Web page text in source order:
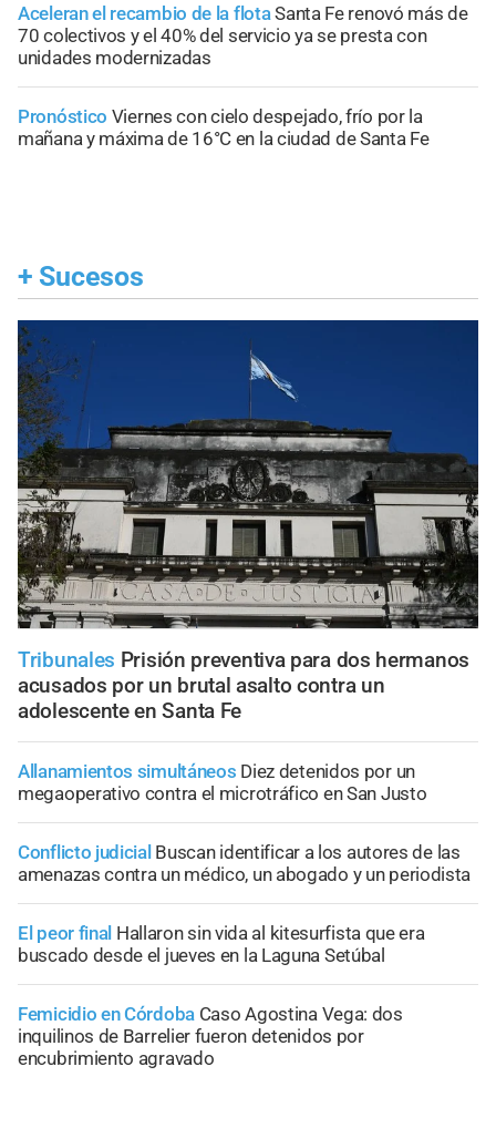
Aceleran el recambio de la flotaSanta Fe renovó más de
70 colectivos y el 40% del servicio ya se presta con
unidades modernizadas
Pronóstico Viernes con cielo despejado, frío por la
mañana y máxima de 16°C en la ciudad de Santa Fe
+ Sucesos
Tribunales Prisión preventiva para dos hermanos
acusados por un brutal asalto contra un
adolescente en Santa Fe
Allanamientos simultáneos Diez detenidos por un
megaoperativo contra el microtráfico en San Justo
Conflicto judicial Buscan identificar a los autores de las
amenazas contra un médico, un abogado y un periodista
El peor final Hallaron sin vida al kitesurfista que era
buscado desde el jueves en la Laguna Setúbal
Femicidio en Córdoba Caso Agostina Vega: dos
inquilinos de Barrelier fueron detenidos por
encubrimiento agravado